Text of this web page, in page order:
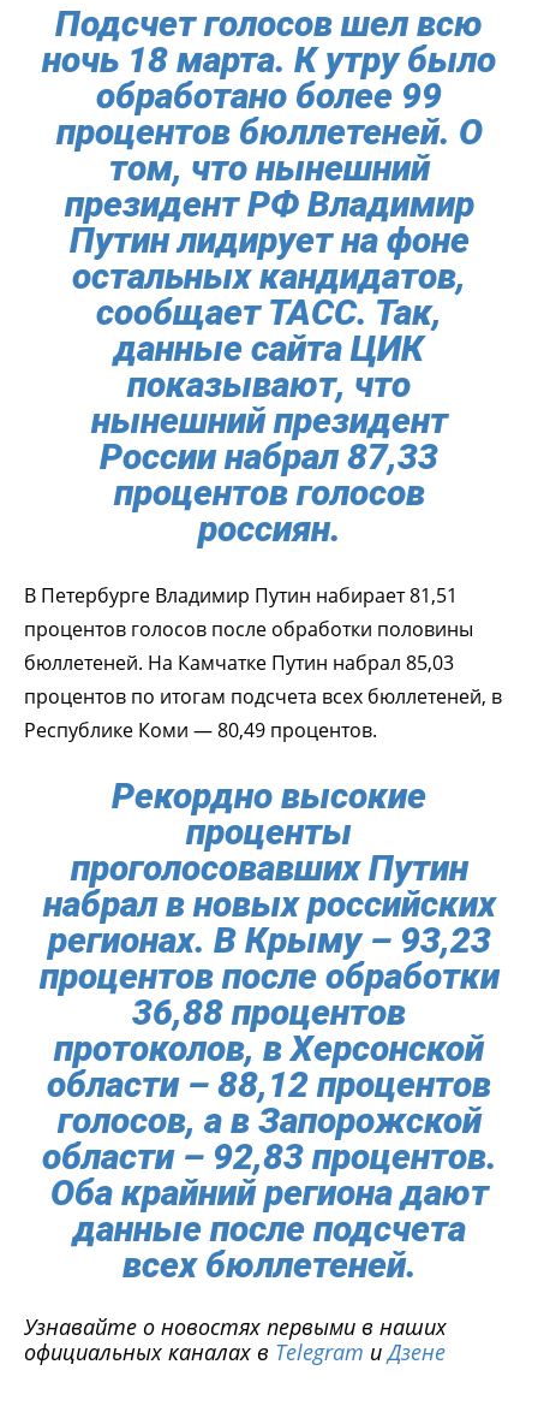
Подсчет голосов шел всю
ночь 18 марта. К утру было
обработано более 99
процентов бюллетеней. О
том, что нынешний
президент РФ Владимир
Путин лидирует на фоне
остальных кандидатов,
сообщает ТАСС. Так,
данные сайта ЦИК
показывают, что
нынешний президент
России набрал 87,33
процентов голосов
россиян.
В Петербурге Владимир Путин набирает 81,51
процентов голосов после обработки половины
бюллетеней. На Камчатке Путин набрал 85,03
процентов по итогам подсчета всех бюллетеней, в
Республике Коми — 80,49 процентов.
Рекордно высокие
проценты
проголосовавших Путин
набрал в новых российских
регионах. В Крыму – 93,23
процентов после обработки
36,88 процентов
протоколов, в Херсонской
области – 88,12 процентов
голосов, а в Запорожской
области – 92,83 процентов.
Оба крайний региона дают
данные после подсчета
всех бюллетеней.
Узнавайте о новостях первыми в наших
официальных каналах в Telegram иДзене